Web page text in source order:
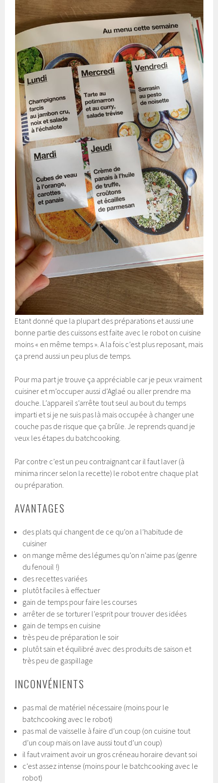
Etant donné que la plupart des préparations et aussi une
bonne partie des cuissons est faite avec le robot on cuisine
moins « en même temps ». A la fois c’est plus reposant, mais
ça prend aussi un peu plus de temps.
Pour ma part je trouve ça appréciable car je peux vraiment
cuisiner et m’occuper aussi d’Aglaé ou aller prendre ma
douche. L’appareil s’arrête tout seul au bout du temps
imparti et si je ne suis pas là mais occupée à changer une
couche pas de risque que ça brûle. Je reprends quand je
veux les étapes du batchcooking.
Par contre c’est un peu contraignant car il faut laver (à
minima rincer selon la recette) le robot entre chaque plat
ou préparation.
AVANTAGES
des plats qui changent de ce qu’on a l’habitude de
cuisiner
on mange même des légumes qu’on n’aime pas (genre
du fenouil !)
des recettes variées
plutôt faciles à effectuer
gain de temps pour faire les courses
arrêter de se torturer l’esprit pour trouver des idées
gain de temps en cuisine
très peu de préparation le soir
plutôt sain et équilibré avec des produits de saison et
très peu de gaspillage
INCONVÉNIENTS
pas mal de matériel nécessaire (moins pour le
batchcooking avec le robot)
pas mal de vaisselle à faire d’un coup (on cuisine tout
d’un coup mais on lave aussi tout d’un coup)
il faut vraiment avoir un gros créneau horaire devant soi
c’est assez intense (moins pour le batchcooking avec le
robot)